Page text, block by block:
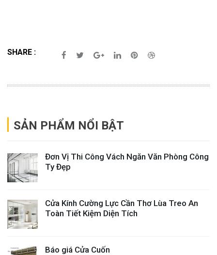
SHARE :
SẢN PHẨM NỔI BẬT
Đơn Vị Thi Công Vách Ngăn Văn Phòng Công
Ty Đẹp
Cửa Kính Cường Lực Cần Thơ Lùa Treo An
Toàn Tiết Kiệm Diện Tích
Báo giá Cửa Cuốn